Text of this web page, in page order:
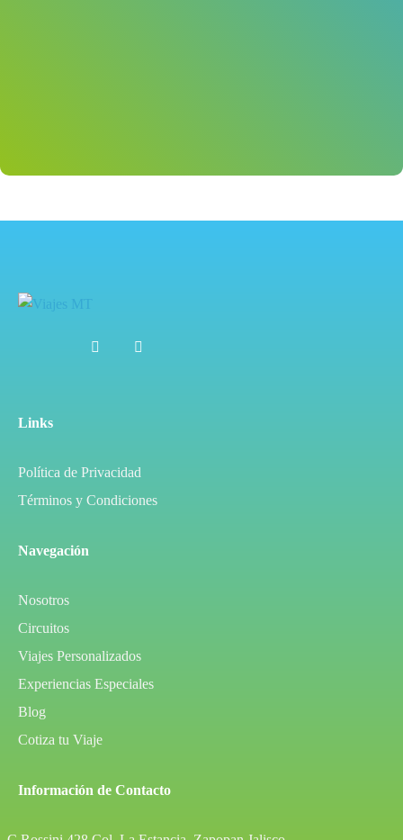
Links
Política de Privacidad
Términos y Condiciones
Navegación
Nosotros
Circuitos
Viajes Personalizados
Experiencias Especiales
Blog
Cotiza tu Viaje
Información de Contacto